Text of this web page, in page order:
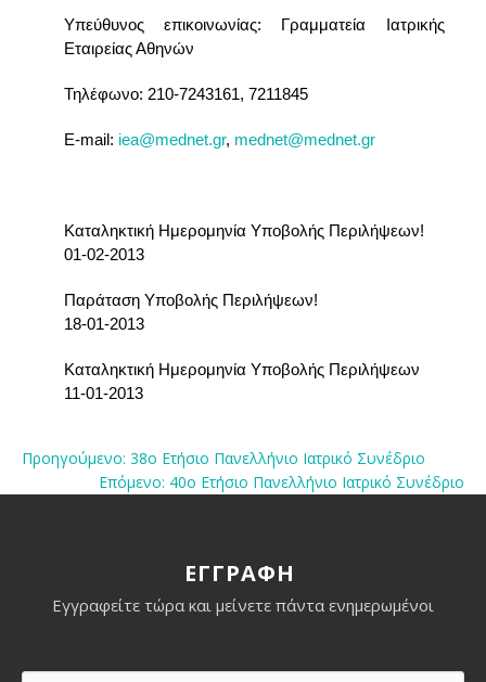
Υπεύθυνος επικοινωνίας: Γραμματεία Ιατρικής
Εταιρείας Αθηνών
Τηλέφωνο: 210-7243161, 7211845
E-mail: iea@mednet.gr, mednet@mednet.gr
Καταληκτική Ημερομηνία Υποβολής Περιλήψεων!
01-02-2013
Παράταση Υποβολής Περιλήψεων!
18-01-2013
Καταληκτική Ημερομηνία Υποβολής Περιλήψεων
11-01-2013
Προηγούμενο: 38o Ετήσιο Πανελλήνιο Ιατρικό Συνέδριο
Επόμενο: 40o Ετήσιο Πανελλήνιο Ιατρικό Συνέδριο
ΕΓΓΡΑΦΗ
Εγγραφείτε τώρα και μείνετε πάντα ενημερωμένοι